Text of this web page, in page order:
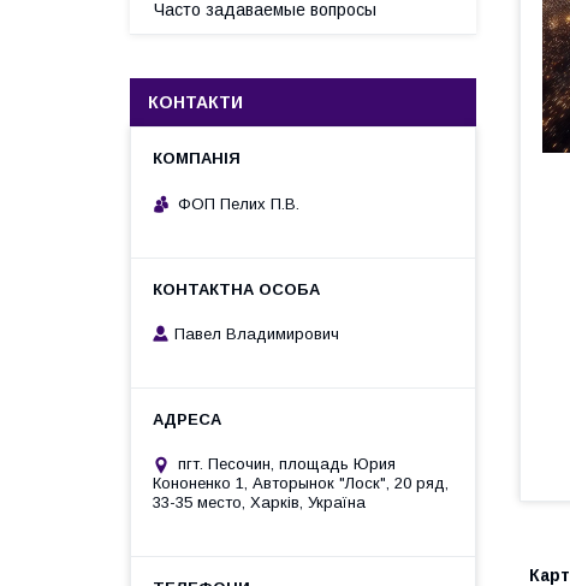
Часто задаваемые вопросы
КОНТАКТИ
ФОП Пелих П.В.
Павел Владимирович
пгт. Песочин, площадь Юрия
Кононенко 1, Авторынок "Лоск", 20 ряд,
33-35 место, Харків, Україна